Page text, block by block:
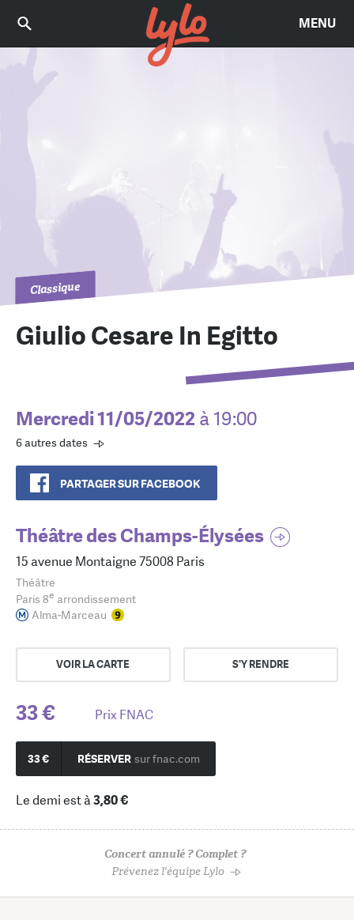
MENU
Classique
Giulio Cesare In Egitto
Mercredi 11/05/2022 à 19:00
6 autres dates
PARTAGER SUR FACEBOOK
Théâtre des Champs-Élysées
15 avenue Montaigne 75008 Paris
Théâtre
Paris 8e arrondissement
Alma-Marceau
VOIR LA CARTE S'Y RENDRE
33 € Prix FNAC
33 € RÉSERVER sur fnac.com
Le demi est à3,80 €
Concert annulé ? Complet ?
Prévenez l'équipe Lylo